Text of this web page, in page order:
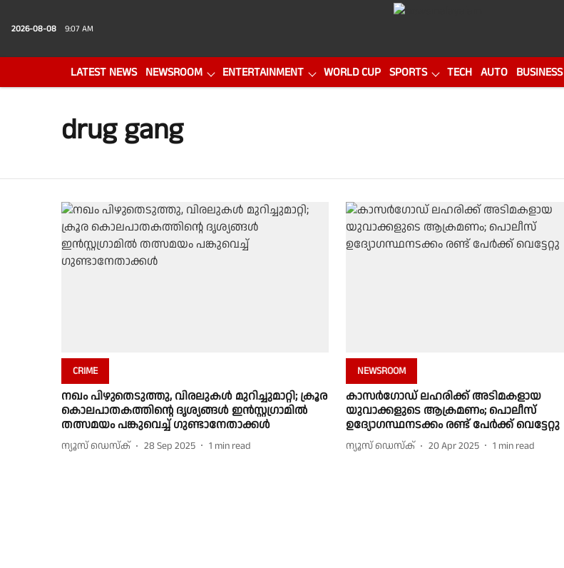
2026-08-08 9:07 AM
LATEST NEWS NEWSROOM ENTERTAINMENT WORLD CUP SPORTS TECH AUTO BUSINESS
drug gang
CRIME
നഖം പിഴുതെടുത്തു, വിരലുകൾ മുറിച്ചുമാറ്റി; ക്രൂര
കൊലപാതകത്തിൻ്റെ ദൃശ്യങ്ങൾ ഇൻസ്റ്റഗ്രാമിൽ
തത്സമയം പങ്കുവെച്ച് ഗുണ്ടാനേതാക്കൾ
ന്യൂസ് ഡെസ്ക് 28 Sep 2025 1 min read
NEWSROOM
കാസര്‍ഗോഡ് ലഹരിക്ക് അടിമകളായ
യുവാക്കളുടെ ആക്രമണം; പൊലീസ്
ഉദ്യോഗസ്ഥനടക്കം രണ്ട് പേര്‍ക്ക് വെട്ടേറ്റു
ന്യൂസ് ഡെസ്ക് 20 Apr 2025 1 min read